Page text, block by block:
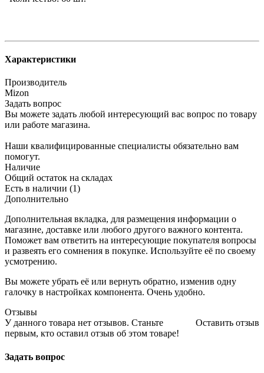
Характеристики
Производитель
Mizon
Задать вопрос
Вы можете задать любой интересующий вас вопрос по товару
или работе магазина.
Наши квалифицированные специалисты обязательно вам
помогут.
Наличие
Общий остаток на складах
Есть в наличии (1)
Дополнительно
Дополнительная вкладка, для размещения информации о
магазине, доставке или любого другого важного контента.
Поможет вам ответить на интересующие покупателя вопросы
и развеять его сомнения в покупке. Используйте её по своему
усмотрению.
Вы можете убрать её или вернуть обратно, изменив одну
галочку в настройках компонента. Очень удобно.
Отзывы
Оставить отзыв
У данного товара нет отзывов. Станьте
первым, кто оставил отзыв об этом товаре!
Задать вопрос